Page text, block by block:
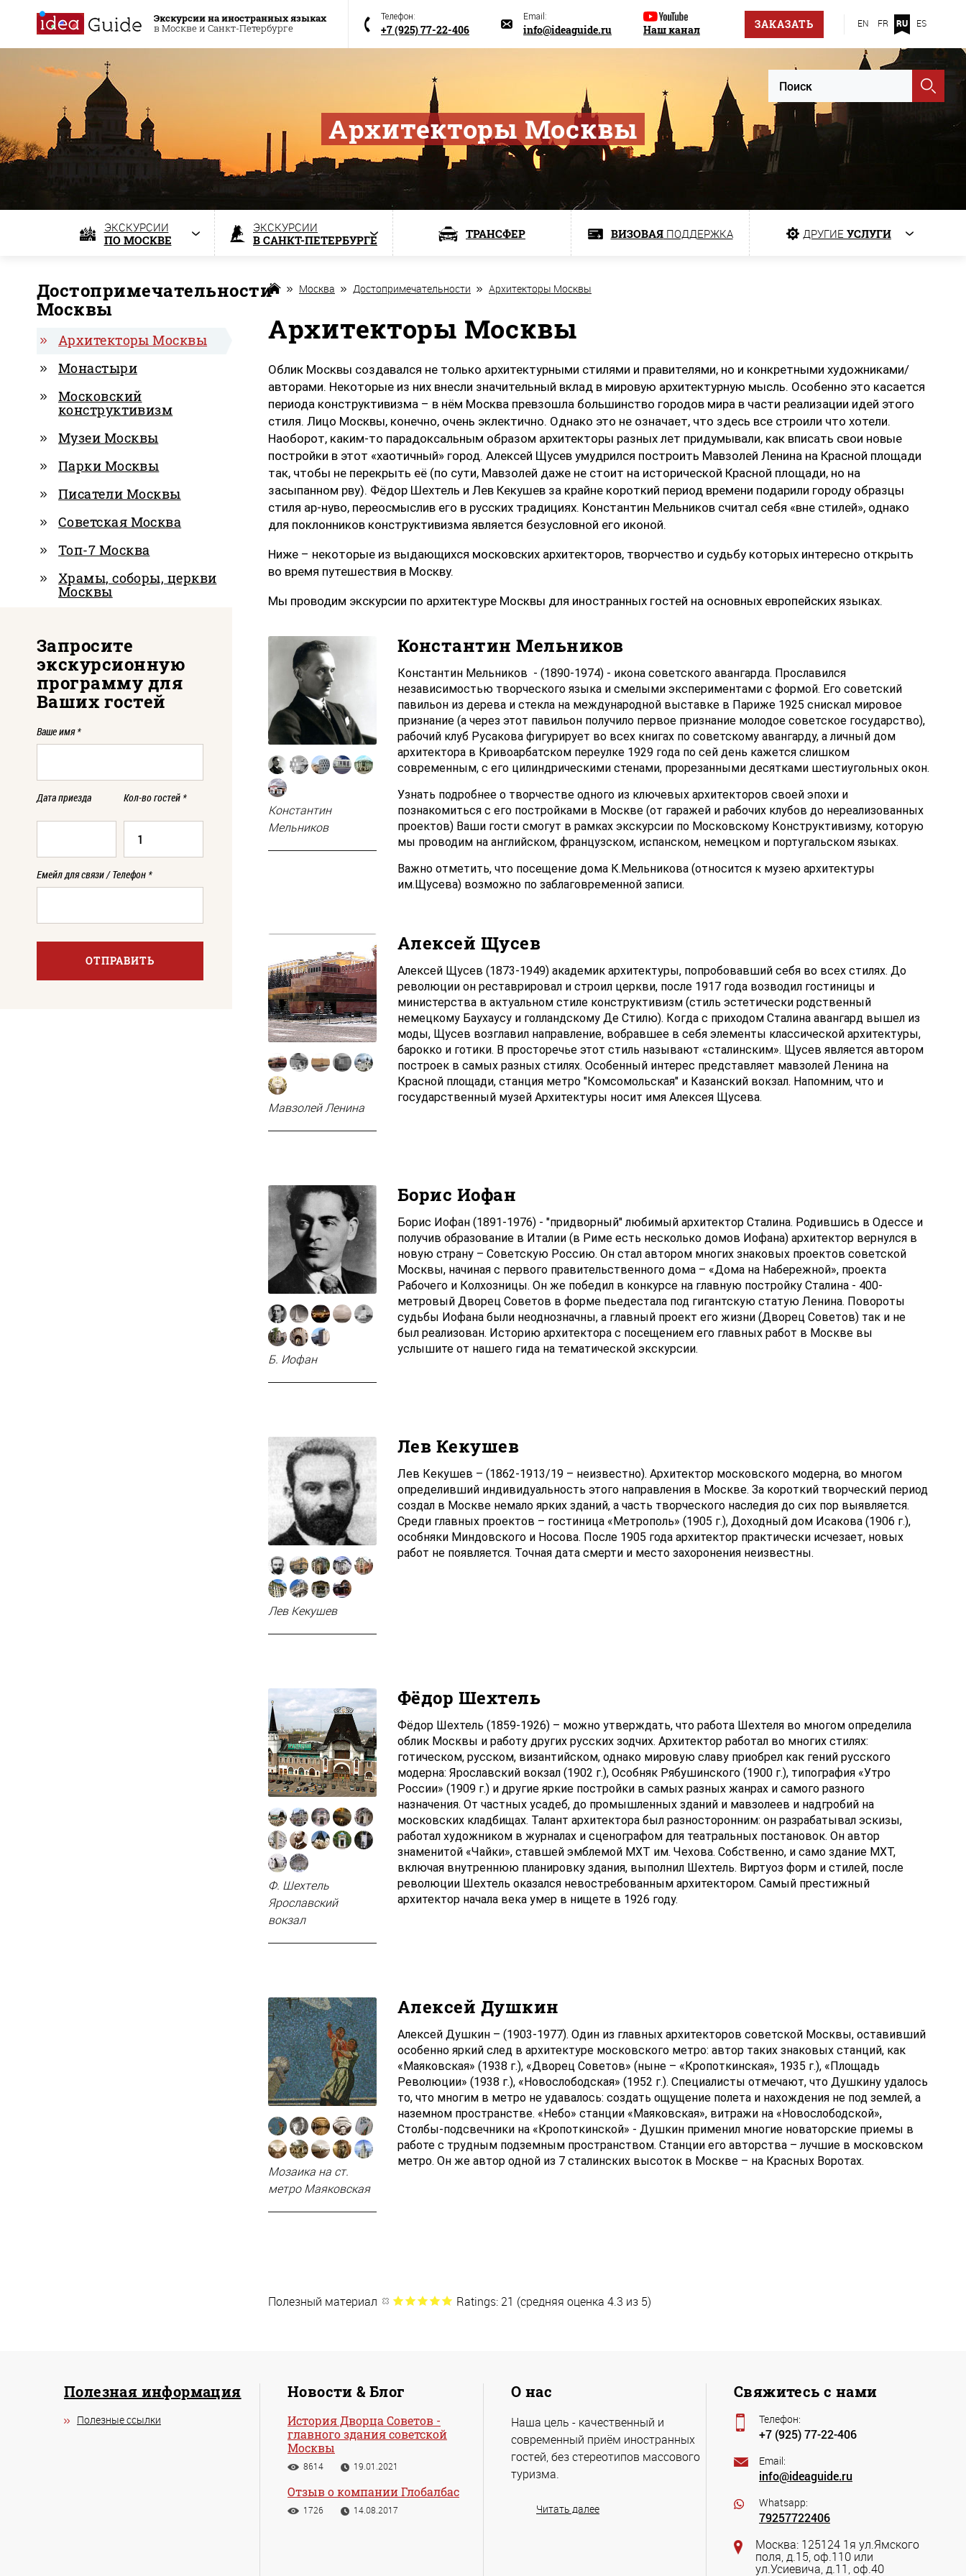
Экскурсии на иностранных языках
в Москве и Санкт-Петербурге
Телефон:
+7 (925) 77-22-406
Email:
info@ideaguide.ru Наш канал ЗАКАЗАТЬ EN FR RU ES
Архитекторы Москвы
ЭКСКУРСИИ
ПО МОСКВЕ
ЭКСКУРСИИ
В САНКТ-ПЕТЕРБУРГЕ
ТРАНСФЕР ВИЗОВАЯПОДДЕРЖКА ДРУГИЕ УСЛУГИ
Москва Достопримечательности Архитекторы Москвы
Архитекторы Москвы
Облик Москвы создавался не только архитектурными стилями и правителями, но и конкретными художниками/
авторами. Некоторые из них внесли значительный вклад в мировую архитектурную мысль. Особенно это касается
периода конструктивизма – в нём Москва превзошла большинство городов мира в части реализации идей этого
стиля. Лицо Москвы, конечно, очень эклектично. Однако это не означает, что здесь все строили что хотели.
Наоборот, каким-то парадоксальным образом архитекторы разных лет придумывали, как вписать свои новые
постройки в этот «хаотичный» город. Алексей Щусев умудрился построить Мавзолей Ленина на Красной площади
так, чтобы не перекрыть её (по сути, Мавзолей даже не стоит на исторической Красной площади, но на
засыпанном рву). Фёдор Шехтель и Лев Кекушев за крайне короткий период времени подарили городу образцы
стиля ар-нуво, переосмыслив его в русских традициях. Константин Мельников считал себя «вне стилей», однако
для поклонников конструктивизма является безусловной его иконой.
Ниже – некоторые из выдающихся московских архитекторов, творчество и судьбу которых интересно открыть
во время путешествия в Москву.
Мы проводим экскурсии по архитектуре Москвы для иностранных гостей на основных европейских языках.
Константин
Мельников
Константин Мельников
Константин Мельников - (1890-1974) - икона советского авангарда. Прославился
независимостью творческого языка и смелыми экспериментами с формой. Его советский
павильон из дерева и стекла на международной выставке в Париже 1925 снискал мировое
признание (а через этот павильон получило первое признание молодое советское государство),
рабочий клуб Русакова фигурирует во всех книгах по советскому авангарду, а личный дом
архитектора в Кривоарбатском переулке 1929 года по сей день кажется слишком
современным, с его цилиндрическими стенами, прорезанными десятками шестиугольных окон.
Узнать подробнее о творчестве одного из ключевых архитекторов своей эпохи и
познакомиться с его постройками в Москве (от гаражей и рабочих клубов до нереализованных
проектов) Ваши гости смогут в рамках экскурсии по Московскому Конструктивизму, которую
мы проводим на английском, французском, испанском, немецком и португальском языках.
Важно отметить, что посещение дома К.Мельникова (относится к музею архитектуры
им.Щусева) возможно по заблаговременной записи.
Мавзолей Ленина
Алексей Щусев
Алексей Щусев (1873-1949) академик архитектуры, попробовавший себя во всех стилях. До
революции он реставрировал и строил церкви, после 1917 года возводил гостиницы и
министерства в актуальном стиле конструктивизм (стиль эстетически родственный
немецкому Баухаусу и голландскому Де Стилю). Когда с приходом Сталина авангард вышел из
моды, Щусев возглавил направление, вобравшее в себя элементы классической архитектуры,
барокко и готики. В просторечье этот стиль называют «сталинским». Щусев является автором
построек в самых разных стилях. Особенный интерес представляет мавзолей Ленина на
Красной площади, станция метро "Комсомольская" и Казанский вокзал. Напомним, что и
государственный музей Архитектуры носит имя Алексея Щусева.
Б. Иофан
Борис Иофан
Борис Иофан (1891-1976) - "придворный" любимый архитектор Сталина. Родившись в Одессе и
получив образование в Италии (в Риме есть несколько домов Иофана) архитектор вернулся в
новую страну – Советскую Россию. Он стал автором многих знаковых проектов советской
Москвы, начиная с первого правительственного дома – «Дома на Набережной», проекта
Рабочего и Колхозницы. Он же победил в конкурсе на главную постройку Сталина - 400-
метровый Дворец Советов в форме пьедестала под гигантскую статую Ленина. Повороты
судьбы Иофана были неоднозначны, а главный проект его жизни (Дворец Советов) так и не
был реализован. Историю архитектора с посещением его главных работ в Москве вы
услышите от нашего гида на тематической экскурсии.
Лев Кекушев
Лев Кекушев
Лев Кекушев – (1862-1913/19 – неизвестно). Архитектор московского модерна, во многом
определивший индивидуальность этого направления в Москве. За короткий творческий период
создал в Москве немало ярких зданий, а часть творческого наследия до сих пор выявляется.
Среди главных проектов – гостиница «Метрополь» (1905 г.), Доходный дом Исакова (1906 г.),
особняки Миндовского и Носова. После 1905 года архитектор практически исчезает, новых
работ не появляется. Точная дата смерти и место захоронения неизвестны.
Ф. Шехтель
Ярославский
вокзал
Фёдор Шехтель
Фёдор Шехтель (1859-1926) – можно утверждать, что работа Шехтеля во многом определила
облик Москвы и работу других русских зодчих. Архитектор работал во многих стилях:
готическом, русском, византийском, однако мировую славу приобрел как гений русского
модерна: Ярославский вокзал (1902 г.), Особняк Рябушинского (1900 г.), типография «Утро
России» (1909 г.) и другие яркие постройки в самых разных жанрах и самого разного
назначения. От частных усадеб, до промышленных зданий и мавзолеев и надгробий на
московских кладбищах. Талант архитектора был разносторонним: он разрабатывал эскизы,
работал художником в журналах и сценографом для театральных постановок. Он автор
знаменитой «Чайки», ставшей эмблемой МХТ им. Чехова. Собственно, и само здание МХТ,
включая внутреннюю планировку здания, выполнил Шехтель. Виртуоз форм и стилей, после
революции Шехтель оказался невостребованным архитектором. Самый престижный
архитектор начала века умер в нищете в 1926 году.
Мозаика на ст.
метро Маяковская
Алексей Душкин
Алексей Душкин – (1903-1977). Один из главных архитекторов советской Москвы, оставивший
особенно яркий след в архитектуре московского метро: автор таких знаковых станций, как
«Маяковская» (1938 г.), «Дворец Советов» (ныне – «Кропоткинская», 1935 г.), «Площадь
Революции» (1938 г.), «Новослободская» (1952 г.). Специалисты отмечают, что Душкину удалось
то, что многим в метро не удавалось: создать ощущение полета и нахождения не под землей, а
наземном пространстве. «Небо» станции «Маяковская», витражи на «Новослободской»,
Столбы-подсвечники на «Кропоткинской» - Душкин применил многие новаторские приемы в
работе с трудным подземным пространством. Станции его авторства – лучшие в московском
метро. Он же автор одной из 7 сталинских высоток в Москве – на Красных Воротах.
Полезный материал Ratings: 21 (средняя оценка 4.3 из 5)
Достопримечательности
Москвы
Архитекторы Москвы
Монастыри
Московский
конструктивизм
Музеи Москвы
Парки Москвы
Писатели Москвы
Советская Москва
Топ-7 Москва
Храмы, соборы, церкви
Москвы
Запросите
экскурсионную
программу для
Ваших гостей
Ваше имя*
Дата приезда Кол-во гостей *
Емейл для связи / Телефон *
ОТПРАВИТЬ
Полезная информация
Полезные ссылки
Новости & Блог
История Дворца Советов -
главного здания советской
Москвы
8614 19.01.2021
Отзыв о компании Глобалбас
1726 14.08.2017
О нас
Наша цель - качественный и
современный приём иностранных
гостей, без стереотипов массового
туризма.
Читать далее
Свяжитесь с нами
Телефон:
+7 (925) 77-22-406
Email:
info@ideaguide.ru
Whatsapp:
79257722406
Москва: 125124 1я ул.Ямского
поля, д.15, оф.110 или
ул.Усиевича, д.11, оф.40